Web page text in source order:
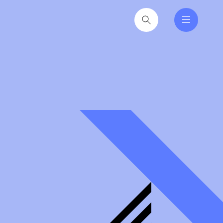
at få ind i hverdagen
til hverdag for nyvalgte